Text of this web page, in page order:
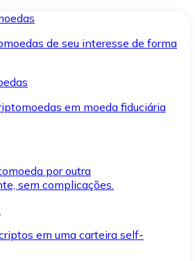
de seu interesse de forma
em moeda fiduciária
por outra
sem complicações.
em uma carteira self-